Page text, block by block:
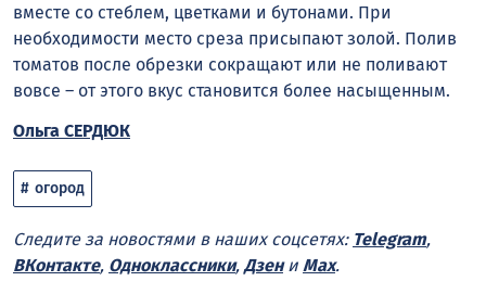
вместе со стеблем, цветками и бутонами. При
необходимости место среза присыпают золой. Полив
томатов после обрезки сокращают или не поливают
вовсе – от этого вкус становится более насыщенным.
Ольга СЕРДЮК
огород
Следите за новостями в наших соцсетях: Telegram,
ВКонтакте, Одноклассники, Дзени Max.